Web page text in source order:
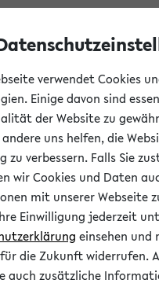
Ihnen die Möglichkeit,
in eine Vielzahl von
einzubinden. Auf
Überblick über
verwendet Cookies
Einige davon sind
der Website zu
uns helfen, die
zu verbessern. Falls Sie
wir Cookies und Daten
mit unserer Webseite
Einwilligung jederzeit
einsehen und
die Zukunft widerrufen.
auch zusätzliche